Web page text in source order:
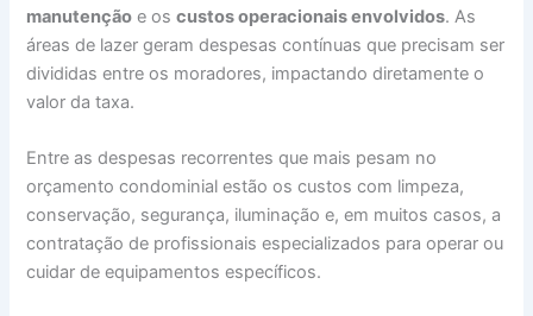
manutenção e oscustos operacionais envolvidos. As
áreas de lazer geram despesas contínuas que precisam ser
divididas entre os moradores, impactando diretamente o
valor da taxa.
Entre as despesas recorrentes que mais pesam no
orçamento condominial estão os custos com limpeza,
conservação, segurança, iluminação e, em muitos casos, a
contratação de profissionais especializados para operar ou
cuidar de equipamentos específicos.